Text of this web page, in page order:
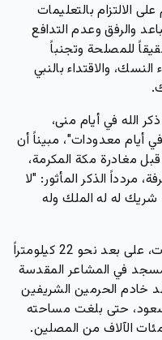
الالتزام بالتعليمات
والرفق وعدم التدافع
للمصلحة وتجنباً
والاقتداء بالنبي
الله في أيام منى،
أيام معدودات"، مبيناً أن
مغادرة مكة المكرمة،
مردداً الذكر المأثور: "لا
شريك له له الملك وله
ويقع مسجد نمرة شمال مشعر عرفات، على بعد نحو 22 كيلومتراً
في المشاعر المقدسة
خادم الحرمين الشريفين
سعود، حتى بلغت مساحته